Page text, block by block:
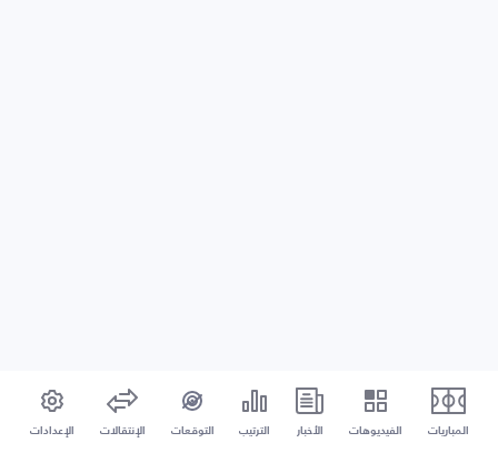
المباريات الفيديوهات الأخبار الترتيب التوقعات الإنتقالات الإعدادات